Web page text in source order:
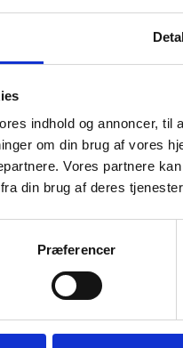
indhold og annoncer,
om din brug af vores
Vores partnere
din brug af deres
Præferencer